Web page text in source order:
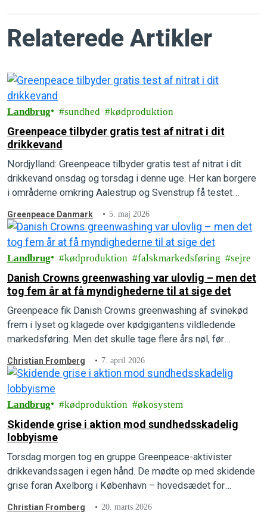
Relaterede Artikler
Landbrug sundhed kødproduktion
Greenpeace tilbyder gratis test af nitrat i dit
drikkevand
Nordjylland: Greenpeace tilbyder gratis test af nitrat i dit
drikkevand onsdag og torsdag i denne uge. Her kan borgere
i områderne omkring Aalestrup og Svenstrup få testet
Greenpeace Danmark 5. maj 2026
Landbrug kødproduktion falskmarkedsføring sejre
Danish Crowns greenwashing var ulovlig – men det
tog fem år at få myndighederne til at sige det
Greenpeace fik Danish Crowns greenwashing af svinekød
frem i lyset og klagede over kødgigantens vildledende
markedsføring. Men det skulle tage flere års nøl, før
Christian Fromberg 7. april 2026
Landbrug kødproduktion økosystem
Skidende grise i aktion mod sundhedsskadelig
lobbyisme
Torsdag morgen tog en gruppe Greenpeace-aktivister
drikkevandssagen i egen hånd. De mødte op med skidende
grise foran Axelborg i København – hovedsædet for
Christian Fromberg 20. marts 2026